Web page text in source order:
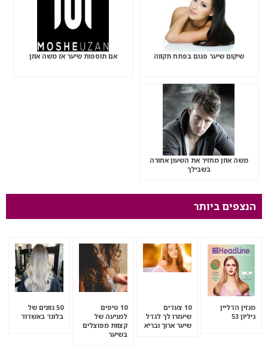
שיקום שיער פגום בפתח תקווה אם תוספות שיער אז משה אוזן
משה אוזן מחזיר את השעון אחורה
בשבילך
הנצפים ביותר
מגזין הדליין
גיליון 53
10 צעדים
שיעזרו לך לגדל
שיער ארוך ובריא
10 טיפים
למניעה של
קצוות מפוצלים
בשיער
50 גוונים של
בלונד באשדוד